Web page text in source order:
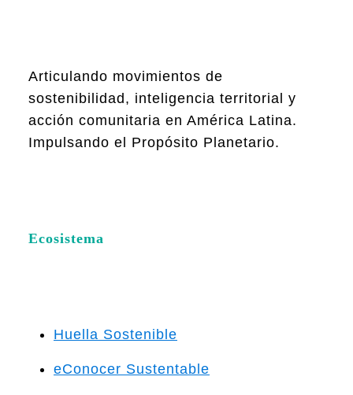
Articulando movimientos de
sostenibilidad, inteligencia territorial y
acción comunitaria en América Latina.
Impulsando el Propósito Planetario.
Ecosistema
Huella Sostenible
eConocer Sustentable